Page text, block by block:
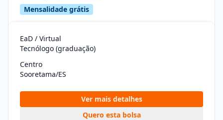
Mensalidade grátis
EaD / Virtual
Tecnólogo (graduação)
Centro
Sooretama/ES
Ver mais detalhes
Quero esta bolsa